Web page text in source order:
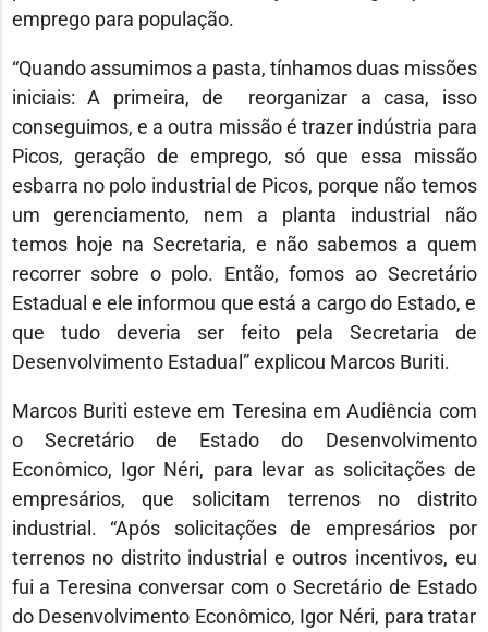
emprego para população.
“Quando assumimos a pasta, tínhamos duas missões
iniciais: A primeira, de reorganizar a casa, isso
conseguimos, e a outra missão é trazer indústria para
Picos, geração de emprego, só que essa missão
esbarra no polo industrial de Picos, porque não temos
um gerenciamento, nem a planta industrial não
temos hoje na Secretaria, e não sabemos a quem
recorrer sobre o polo. Então, fomos ao Secretário
Estadual e ele informou que está a cargo do Estado, e
que tudo deveria ser feito pela Secretaria de
Desenvolvimento Estadual” explicou Marcos Buriti.
Marcos Buriti esteve em Teresina em Audiência com
o Secretário de Estado do Desenvolvimento
Econômico, Igor Néri, para levar as solicitações de
empresários, que solicitam terrenos no distrito
industrial. “Após solicitações de empresários por
terrenos no distrito industrial e outros incentivos, eu
fui a Teresina conversar com o Secretário de Estado
do Desenvolvimento Econômico, Igor Néri, para tratar